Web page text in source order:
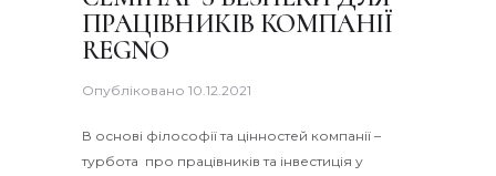
ПРАЦІВНИКІВ КОМПАНІЇ
REGNO
Опубліковано 10.12.2021
В основі філософії та цінностей компанії –
турбота про працівників та інвестиція у